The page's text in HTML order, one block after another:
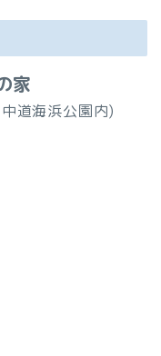
家
道海浜公園内)